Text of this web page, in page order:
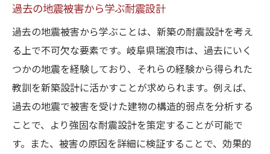
過去の地震被害から学ぶ耐震設計
過去の地震被害から学ぶことは、新築の耐震設計を考え
る上で不可欠な要素です。岐阜県瑞浪市は、過去にいく
つかの地震を経験しており、それらの経験から得られた
教訓を新築設計に活かすことが求められます。例えば、
過去の地震で被害を受けた建物の構造的弱点を分析する
ことで、より強固な耐震設計を策定することが可能で
す。また、被害の原因を詳細に検証することで、効果的